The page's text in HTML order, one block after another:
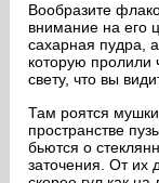
пользователей
Вообразите
внимание на его
сахарная пудра,
которую пролили
свету, что вы
Там роятся
пространстве
бьются о
заточения. От их